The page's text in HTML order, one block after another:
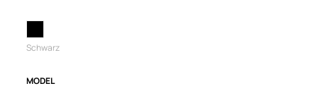
Schwarz
MODEL